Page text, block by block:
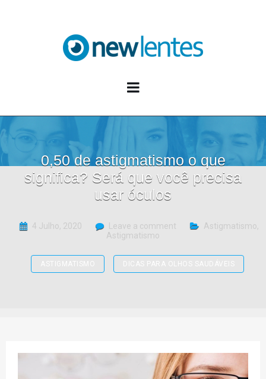
0,50 de astigmatismo o que
significa? Será que você precisa
usar óculos
4 Julho, 2020 Leave a comment Astigmatismo,
Astigmatismo
ASTIGMATISMO DICAS PARA OLHOS SAUDÁVEIS